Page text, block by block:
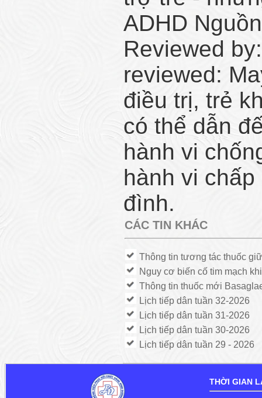
ADHD
Reviewed
reviewed:
điều trị, trẻ
có thể dẫn
hành vi
hành vi
đình.
CÁC TIN KHÁC
Thông tin tương tác thuốc
Nguy cơ biến cố tim mạch
Thông tin thuốc mới
Lịch tiếp dân tuần 32-2026
Lịch tiếp dân tuần 31-2026
Lịch tiếp dân tuần 30-2026
Lịch tiếp dân tuần 29 - 2026
THỜI GIAN